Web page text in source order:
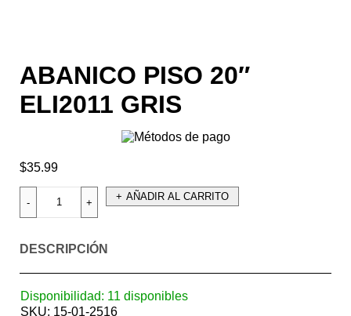
ABANICO PISO 20″
ELI2011 GRIS
$35.99
AÑADIR AL CARRITO
DESCRIPCIÓN
Disponibilidad: 11 disponibles
SKU: 15-01-2516